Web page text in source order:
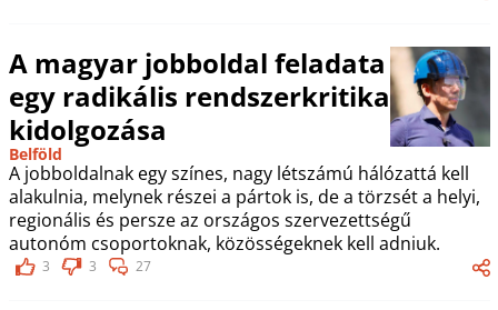
A magyar jobboldal feladata
egy radikális rendszerkritika
kidolgozása
Belföld
A jobboldalnak egy színes, nagy létszámú hálózattá kell
alakulnia, melynek részei a pártok is, de a törzsét a helyi,
regionális és persze az országos szervezettségű
autonóm csoportoknak, közösségeknek kell adniuk.
3 3 27